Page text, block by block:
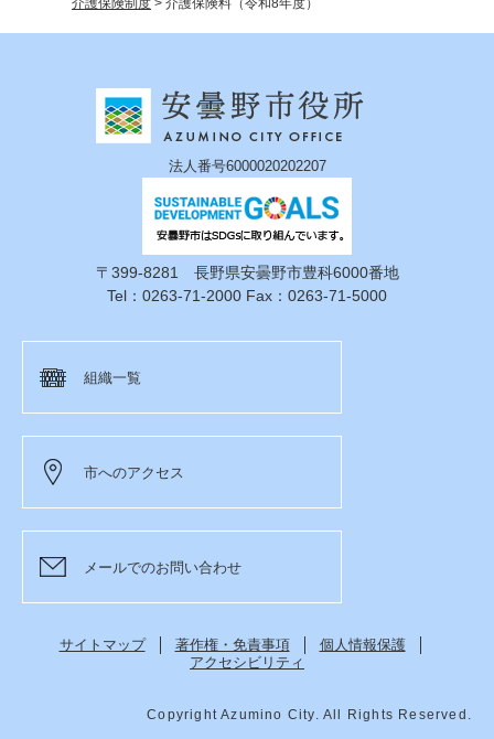
介護保険制度 > 介護保険料（令和8年度）
法人番号6000020202207
〒399-8281 長野県安曇野市豊科6000番地
Tel：0263-71-2000 Fax：0263-71-5000
組織一覧
市へのアクセス
メールでのお問い合わせ
サイトマップ 著作権・免責事項
個人情報保護
アクセシビリティ
Copyright Azumino City. All Rights Reserved.